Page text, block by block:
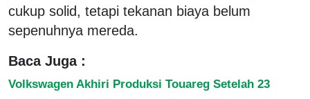
cukup solid, tetapi tekanan biaya belum
sepenuhnya mereda.
Baca Juga :
Volkswagen Akhiri Produksi Touareg Setelah 23